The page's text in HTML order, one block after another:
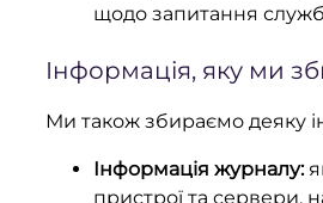
щодо запитання
Інформація, яку ми
Ми також збираємо деяку
Інформація журналу:
пристрої та сервери,